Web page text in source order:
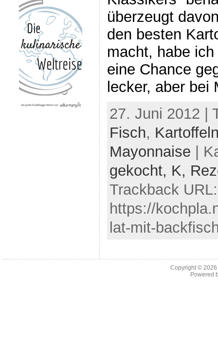
überzeugt
den besten
macht, habe
eine Chance
lecker, aber
27. Juni 2012 |
Fisch,
Mayonnaise |
gekocht, K,
Trackback URL:
https://
lat-mit-
Copyright ©
Powered